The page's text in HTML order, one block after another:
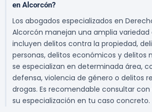
en Alcorcón?
Los abogados especializados en
Alcorcón manejan una amplia variedad
incluyen delitos contra la propiedad,
personas, delitos económicos y delitos
se especializan en determinada área,
defensa, violencia de género o delitos
drogas. Es recomendable consultar
su especialización en tu caso concreto.